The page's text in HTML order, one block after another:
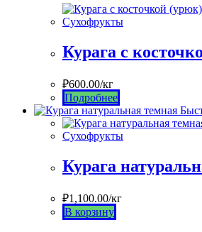
Сухофрукты
Курага с
₽600.00/кг
Подробнее
Сухофрукты
Курага
₽1,100.00/кг
В корзину